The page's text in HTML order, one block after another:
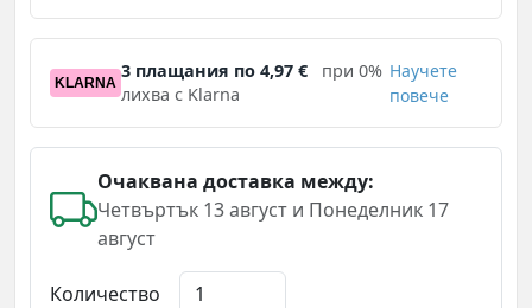
KLARNA
3 плащания по 4,97 €
при 0%
лихва с Klarna
Научете
повече
Очаквана доставка между:
Четвъртък 13 август и Понеделник 17
август
Количество